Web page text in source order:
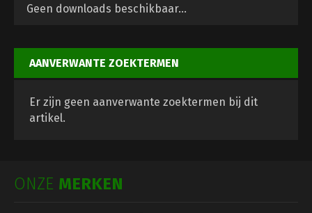
Geen downloads beschikbaar...
AANVERWANTE ZOEKTERMEN
Er zijn geen aanverwante zoektermen bij dit
artikel.
ONZE MERKEN